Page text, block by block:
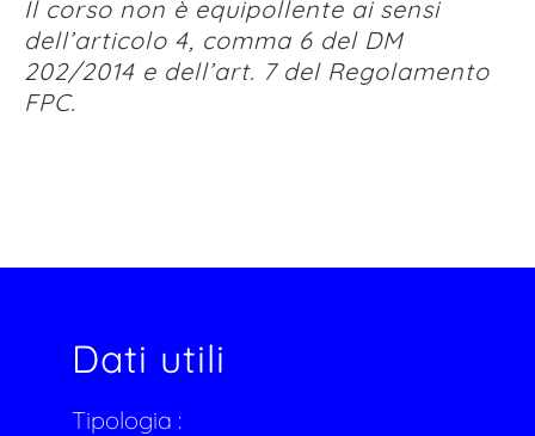
Il corso non è equipollente ai sensi
dell’articolo 4, comma 6 del DM
202/2014 e dell’art. 7 del Regolamento
FPC.
Dati utili
Tipologia :